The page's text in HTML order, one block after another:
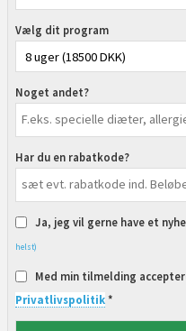
Vælg dit program
Noget andet?
Har du en rabatkode?
Ja, jeg vil gerne have et
helst)
Med min tilmelding
Privatlivspolitik*